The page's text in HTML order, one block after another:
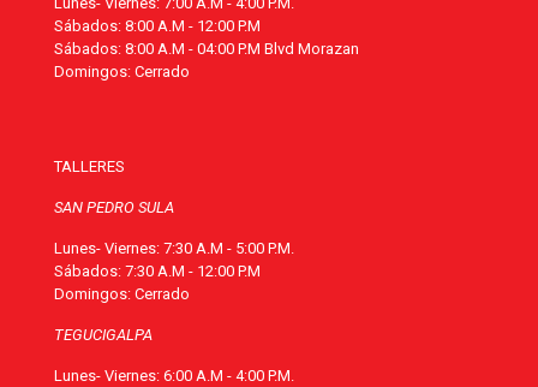
Sábados: 8:00 A.M - 12:00 P.M
Sábados: 8:00 A.M - 04:00 P.M Blvd Morazan
Domingos: Cerrado
TALLERES
SAN PEDRO SULA
Lunes- Viernes: 7:30 A.M - 5:00 P.M.
Sábados: 7:30 A.M - 12:00 P.M
Domingos: Cerrado
TEGUCIGALPA
Lunes- Viernes: 6:00 A.M - 4:00 P.M.